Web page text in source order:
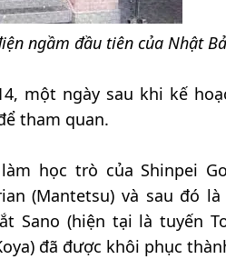
ngầm đầu tiên của Nhật
một ngày sau khi kế
tham quan.
học trò của Shinpei
(Mantetsu) và sau đó
Sano (hiện tại là tuyến
đã được khôi phục